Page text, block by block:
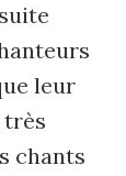
leur
très
chants